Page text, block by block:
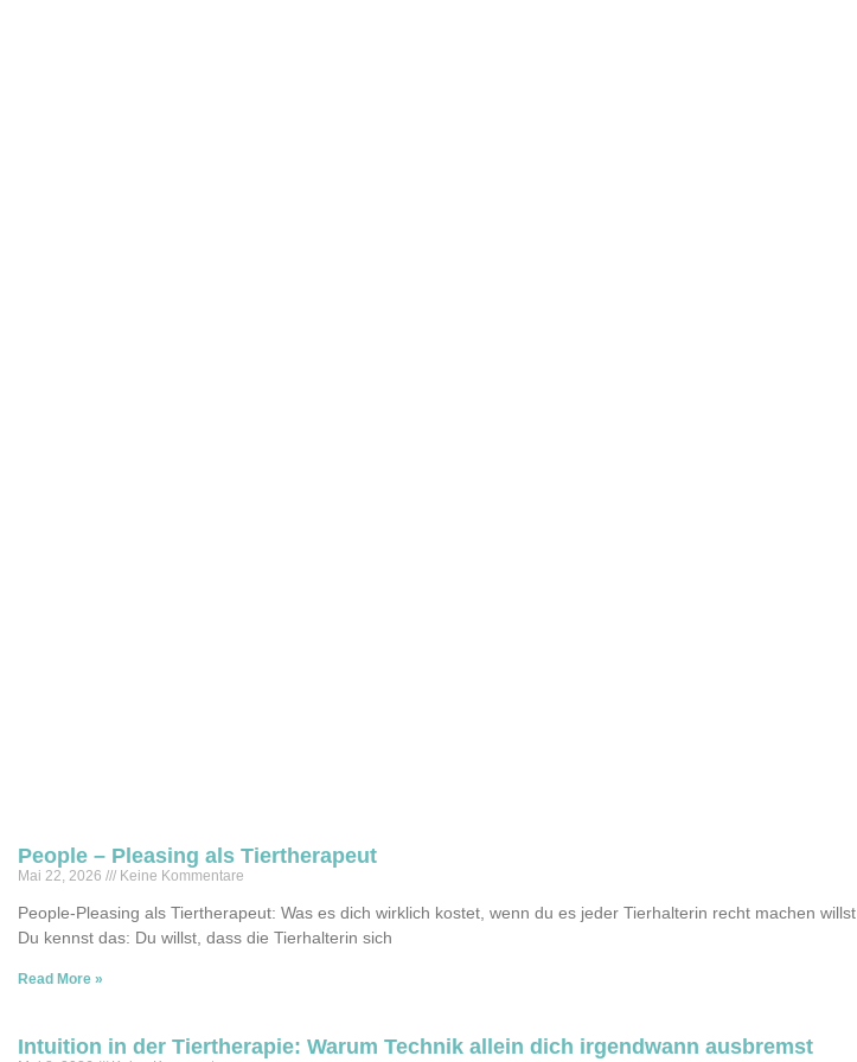
People – Pleasing als Tiertherapeut
Mai 22, 2026 Keine Kommentare
People-Pleasing als Tiertherapeut: Was es dich wirklich kostet, wenn du es jeder Tierhalterin recht machen willst
Du kennst das: Du willst, dass die Tierhalterin sich
Read More »
Intuition in der Tiertherapie: Warum Technik allein dich irgendwann ausbremst